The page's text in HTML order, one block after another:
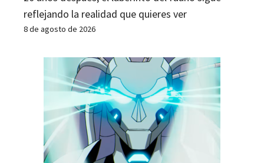
reflejando la realidad que quieres ver
8 de agosto de 2026